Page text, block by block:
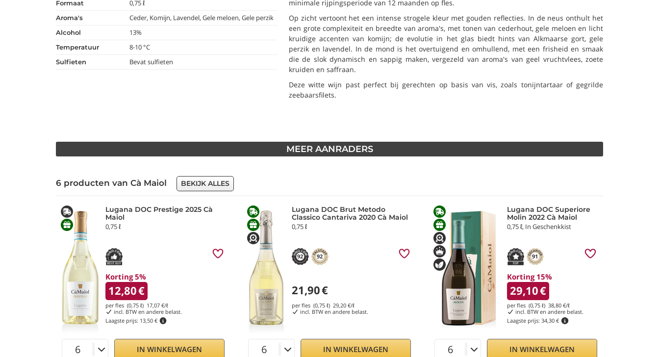
formaat 0,75 ℓ
aroma's Ceder, Komijn, Lavendel, Gele meloen, Gele perzik
alcohol 13%
temperatuur 8-10 °C
Sulfieten Bevat sulfieten
minimale rijpingsperiode van 12 maanden op fles.
Op zicht vertoont het een intense strogele kleur met gouden reflecties. In de neus onthult het
een grote complexiteit en breedte van aroma's, met tonen van cederhout, gele meloen en licht
kruidige accenten van komijn; de evolutie in het glas biedt hints van Alkmaarse gort, gele
perzik en lavendel. In de mond is het overtuigend en omhullend, met een frisheid en smaak
die de slok dynamisch en sappig maken, vergezeld van aroma's van geel vruchtvlees, zoete
kruiden en saffraan.
Deze witte wijn past perfect bij gerechten op basis van vis, zoals tonijntartaar of gegrilde
zeebaarsfilets.
MEER AANRADERS
6 producten van Cà Maiol BEKIJK ALLES
Lugana DOC Prestige 2025 Cà
Maiol
0,75 ℓ
Korting 5%
12,80€
per fles (0,75 ℓ) 17,07 €/ℓ
incl. BTW en andere belast.
Laagste prijs: 13,50 €
IN WINKELWAGEN
Lugana DOC Brut Metodo
Classico Cantariva 2020 Cà Maiol
0,75 ℓ
92 92
21,90€
per fles (0,75 ℓ) 29,20 €/ℓ
incl. BTW en andere belast.
IN WINKELWAGEN
Lugana DOC Superiore
Molin 2022 Cà Maiol
0,75 ℓ, In Geschenkkist
91
Korting 15%
29,10€
per fles (0,75 ℓ)38,80 €/ℓ
incl. BTW en andere belast.
Laagste prijs:34,30 €
IN WINKELWAGEN